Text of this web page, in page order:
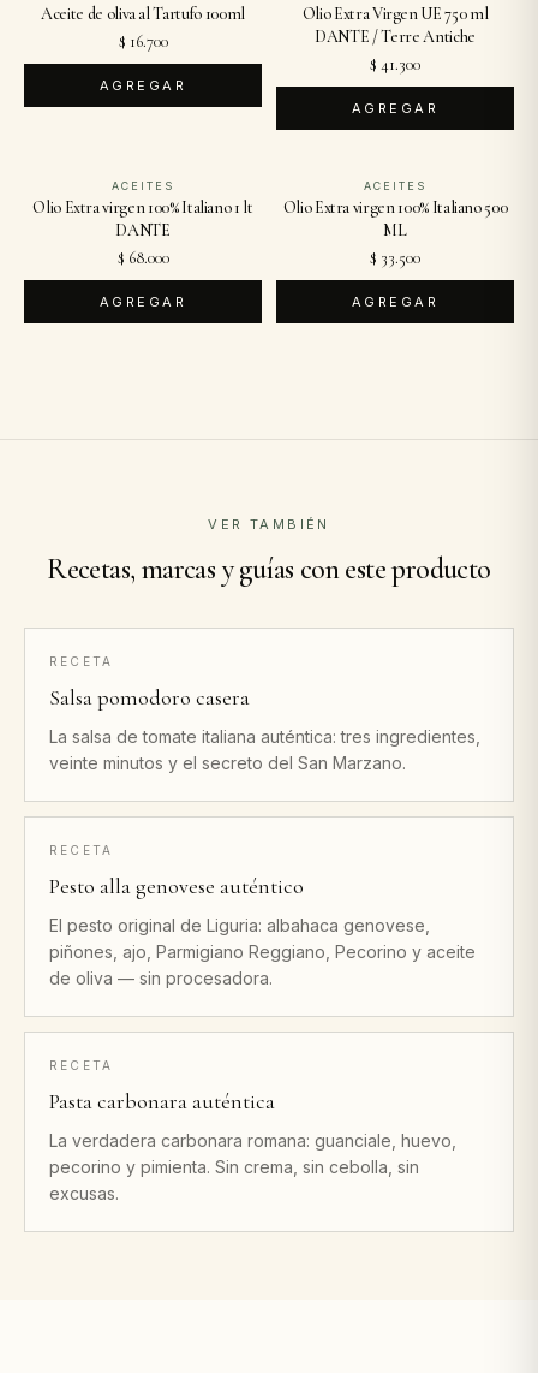
Aceite de oliva al Tartufo 100ml
$ 16.700
AGREGAR
Olio Extra Virgen UE 750 ml
DANTE / Terre Antiche
$ 41.300
AGREGAR
ACEITES
Olio Extra virgen 100% Italiano 1 lt
DANTE
$ 68.000
AGREGAR
ACEITES
Olio Extra virgen 100% Italiano 500
ML
$ 33.500
AGREGAR
VER TAMBIÉN
Recetas, marcas y guías con este producto
RECETA
Salsa pomodoro casera
La salsa de tomate italiana auténtica: tres ingredientes,
veinte minutos y el secreto del San Marzano.
RECETA
Pesto alla genovese auténtico
El pesto original de Liguria: albahaca genovese,
piñones, ajo, Parmigiano Reggiano, Pecorino y aceite
de oliva — sin procesadora.
RECETA
Pasta carbonara auténtica
La verdadera carbonara romana: guanciale, huevo,
pecorino y pimienta. Sin crema, sin cebolla, sin
excusas.